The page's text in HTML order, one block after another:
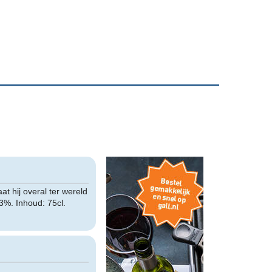
hij overal ter wereld
Inhoud: 75cl.